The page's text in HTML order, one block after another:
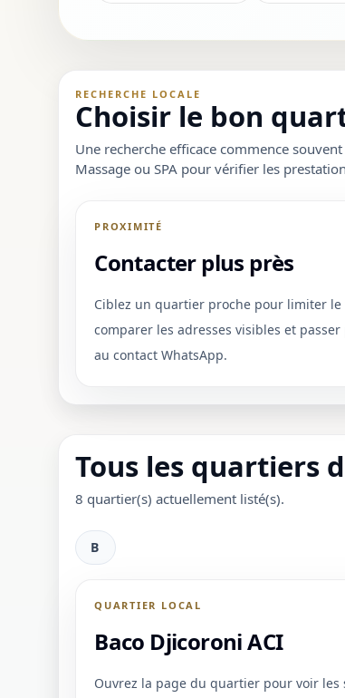
RECHERCHE LOCALE
Choisir le bon
Une recherche efficace commence
Massage ou SPA pour vérifier les
PROXIMITÉ
Contacter plus près
Ciblez un quartier proche pour limiter le
comparer les adresses visibles et
au contact WhatsApp.
Tous les quartiers
8 quartier(s) actuellement listé(s).
B
QUARTIER LOCAL
Baco Djicoroni ACI
Ouvrez la page du quartier pour voir les